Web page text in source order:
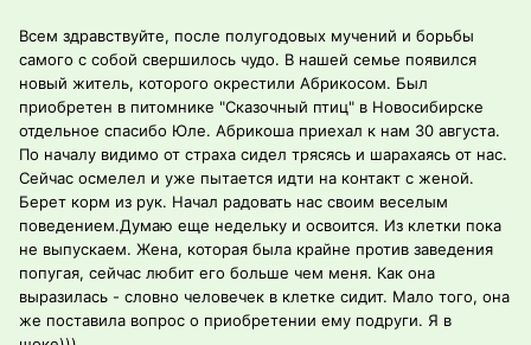
Всем здравствуйте, после полугодовых мучений и борьбы
самого с собой свершилось чудо. В нашей семье появился
новый житель, которого окрестили Абрикосом. Был
приобретен в питомнике "Сказочный птиц" в Новосибирске
отдельное спасибо Юле. Абрикоша приехал к нам 30 августа.
По началу видимо от страха сидел трясясь и шарахаясь от нас.
Сейчас осмелел и уже пытается идти на контакт с женой.
Берет корм из рук. Начал радовать нас своим веселым
поведением.Думаю еще недельку и освоится. Из клетки пока
не выпускаем. Жена, которая была крайне против заведения
попугая, сейчас любит его больше чем меня. Как она
выразилась - словно человечек в клетке сидит. Мало того, она
же поставила вопрос о приобретении ему подруги. Я в